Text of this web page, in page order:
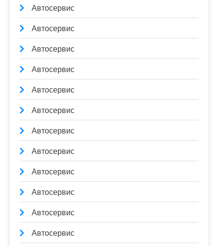
Автосервис
Автосервис
Автосервис
Автосервис
Автосервис
Автосервис
Автосервис
Автосервис
Автосервис
Автосервис
Автосервис
Автосервис